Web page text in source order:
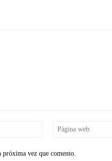
Correo
vez que comento.